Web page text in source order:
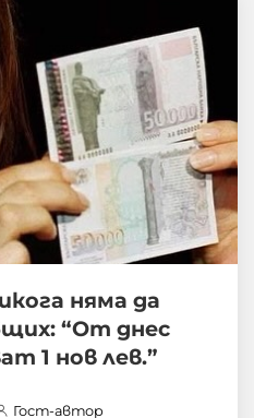
няма да
“От днес
1 нов лев.”
Гост-автор